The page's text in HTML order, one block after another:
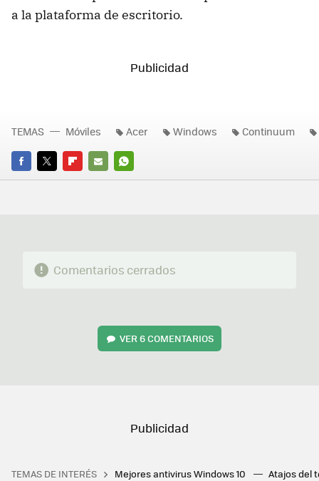
a la plataforma de escritorio.
FACEBOOK
TWITTERFLIPBOARD
E-
WHATSAPP
TEMAS Móviles Acer Windows Continuum
Comentarios cerrados
VER6 COMENTARIOS
TEMAS DE INTERÉS Mejores antivirus Windows 10 Atajos del